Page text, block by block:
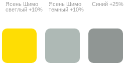
Ясень Шимо
светлый +10%
Ясень Шимо
темный +10%
Синий +25%